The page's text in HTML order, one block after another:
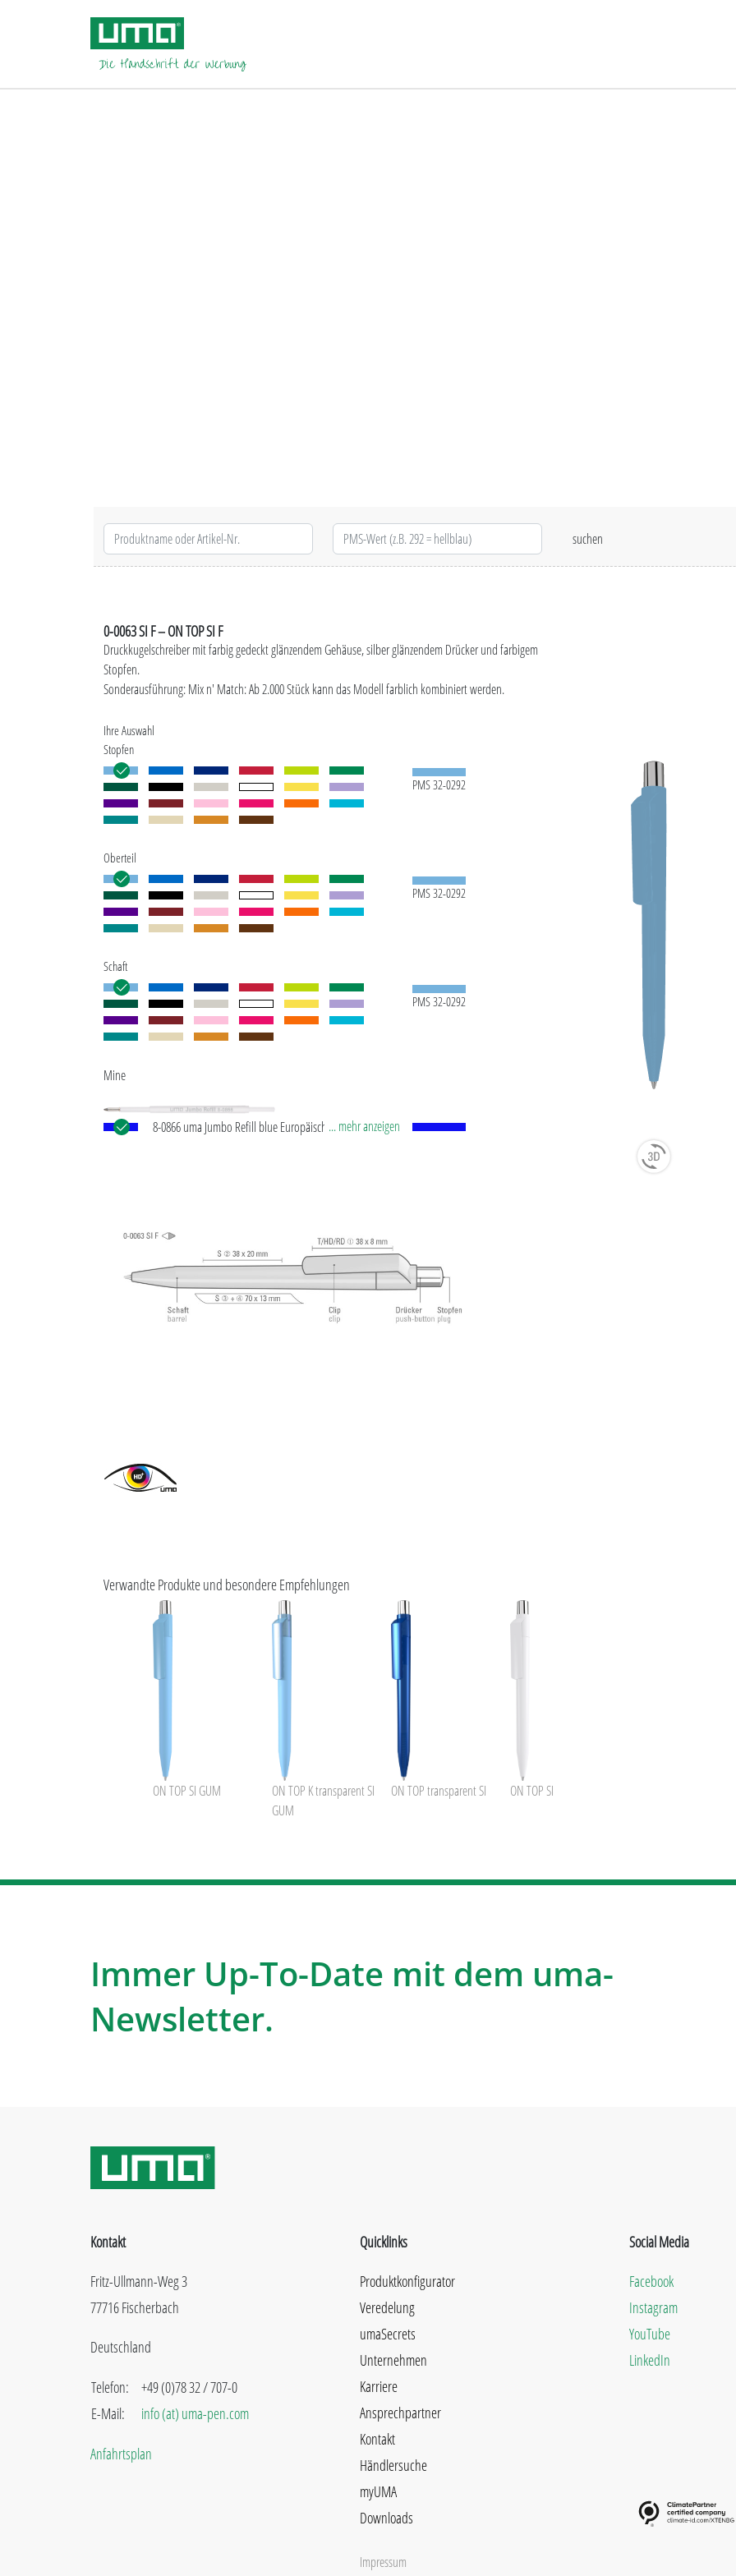
0-0063 SI F – ON TOP SI F
Druckkugelschreiber mit farbig gedeckt glänzendem Gehäuse, silber glänzendem Drücker und farbigem
Stopfen.
Sonderausführung: Mix n' Match: Ab 2.000 Stück kann das Modell farblich kombiniert werden.
Ihre Auswahl
Stopfen
PMS 32-0292
Oberteil
PMS 32-0292
Schaft
PMS 32-0292
Mine
8-0866 uma Jumbo Refill blue Europäische Jumbo Mine
... mehr anzeigen
Verwandte Produkte und besondere Empfehlungen
ON TOP SI GUM
ON TOP K transparent SI
GUM
ON TOP transparent SI ON TOP SI
Immer Up-To-Date mit dem uma-
Newsletter.
Kontakt
Fritz-Ullmann-Weg 3
77716 Fischerbach
Deutschland
Telefon:
E-Mail:
+49 (0)78 32 / 707-0
info (at) uma-pen.com
Anfahrtsplan
Quicklinks
Produktkonfigurator
Veredelung
umaSecrets
Unternehmen
Karriere
Ansprechpartner
Kontakt
Händlersuche
myUMA
Downloads
Impressum
Social Media
Facebook
Instagram
YouTube
LinkedIn